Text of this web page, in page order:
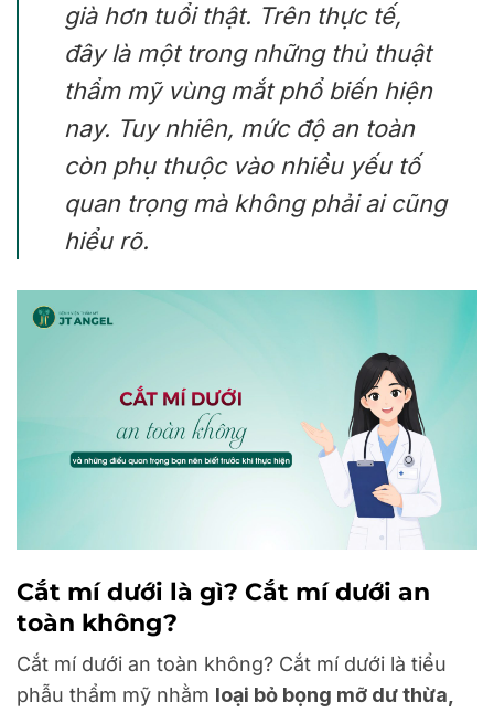
già hơn tuổi thật. Trên thực tế,
đây là một trong những thủ thuật
thẩm mỹ vùng mắt phổ biến hiện
nay. Tuy nhiên, mức độ an toàn
còn phụ thuộc vào nhiều yếu tố
quan trọng mà không phải ai cũng
hiểu rõ.
Cắt mí dưới là gì? Cắt mí dưới an
toàn không?
Cắt mí dưới an toàn không? Cắt mí dưới là tiểu
phẫu thẩm mỹ nhằm loại bỏ bọng mỡ dư thừa,